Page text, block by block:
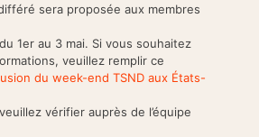
sera proposée aux membres
1er au 3 mai. Si vous souhaitez
veuillez remplir ce
du week-end TSND aux États-
vérifier auprès de l’équipe